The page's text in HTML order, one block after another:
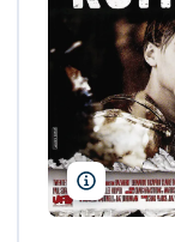
Bazmark